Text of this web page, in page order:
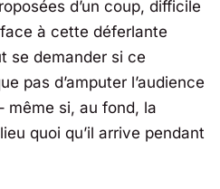
d’un coup, difficile
face à cette déferlante
se demander si ce
pas d’amputer l’audience
même si, au fond, la
quoi qu’il arrive pendant